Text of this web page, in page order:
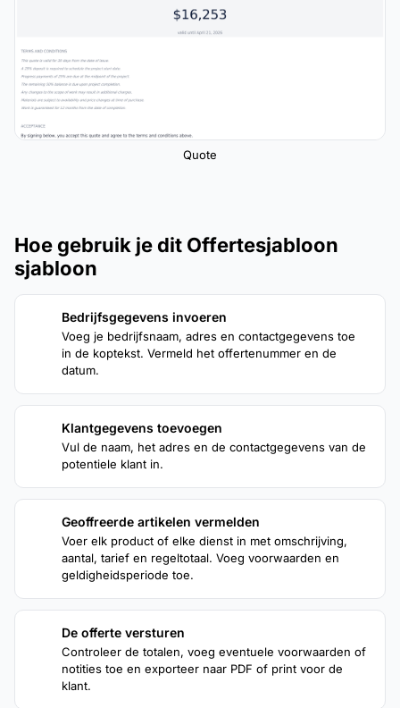
Quote
Hoe gebruik je dit Offertesjabloon
sjabloon
Bedrijfsgegevens invoeren
Voeg je bedrijfsnaam, adres en contactgegevens toe
in de koptekst. Vermeld het offertenummer en de
datum.
Klantgegevens toevoegen
Vul de naam, het adres en de contactgegevens van de
potentiele klant in.
Geoffreerde artikelen vermelden
Voer elk product of elke dienst in met omschrijving,
aantal, tarief en regeltotaal. Voeg voorwaarden en
geldigheidsperiode toe.
De offerte versturen
Controleer de totalen, voeg eventuele voorwaarden of
notities toe en exporteer naar PDF of print voor de
klant.